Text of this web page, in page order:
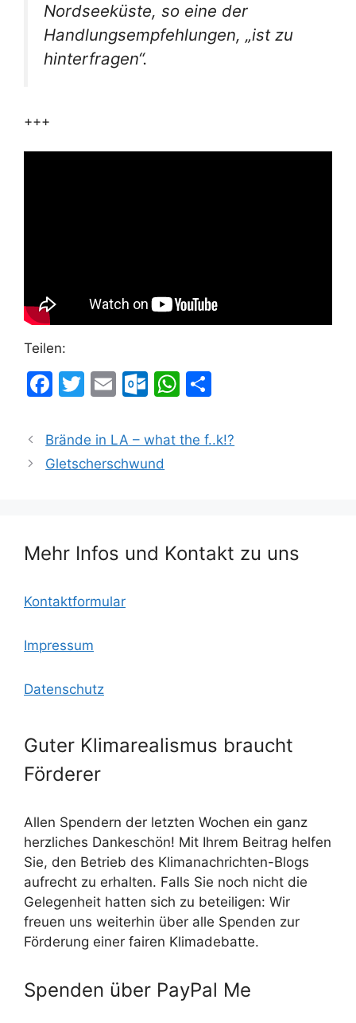
Nordseeküste, so eine der
Handlungsempfehlungen, „ist zu
hinterfragen“.
+++
Teilen:
F
c
e
k
T
itt
er
E
ai
l
O
lo
o
m
W
at le
Brände in LA – what the f..k!?
Gletscherschwund
Mehr Infos und Kontakt zu uns
Kontaktformular
Impressum
Datenschutz
Guter Klimarealismus braucht
Förderer
Allen Spendern der letzten Wochen ein ganz
herzliches Dankeschön! Mit Ihrem Beitrag helfen
Sie, den Betrieb des Klimanachrichten-Blogs
aufrecht zu erhalten. Falls Sie noch nicht die
Gelegenheit hatten sich zu beteiligen: Wir
freuen uns weiterhin über alle Spenden zur
Förderung einer fairen Klimadebatte.
Spenden über PayPal Me